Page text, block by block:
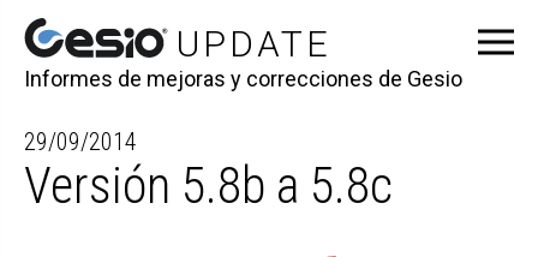
Informes de mejoras y correcciones de Gesio
29/09/2014
Versión 5.8b a 5.8c